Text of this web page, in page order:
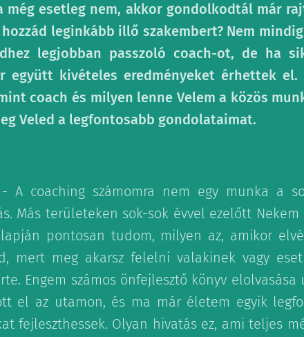
még esetleg nem, akkor gondolkodtál már
leginkább illő szakembert? Nem
legjobban passzoló coach-ot, de ha
együtt kivételes eredményeket érhettek el.
coach és milyen lenne Velem a közös
Veled a legfontosabb gondolataimat.
- A coaching számomra nem egy munka a
Más területeken sok-sok évvel ezelőtt
pontosan tudom, milyen az, amikor
mert meg akarsz felelni valakinek vagy
Engem számos önfejlesztő könyv elolvasása
el az utamon, és ma már életem egyik
fejleszthessek. Olyan hivatás ez, ami teljes